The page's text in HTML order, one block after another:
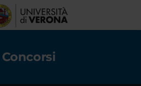
Concorsi